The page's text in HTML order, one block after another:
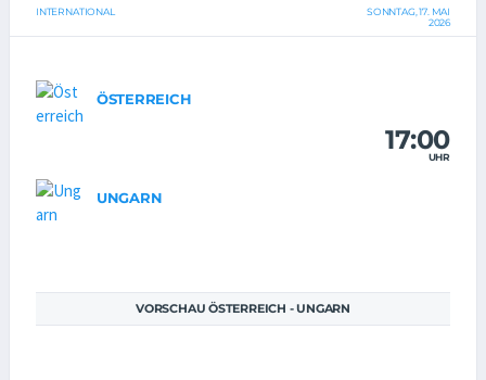
INTERNATIONAL
SONNTAG, 17. MAI
2026
ÖSTERREICH
17:00
UHR
UNGARN
VORSCHAU ÖSTERREICH - UNGARN